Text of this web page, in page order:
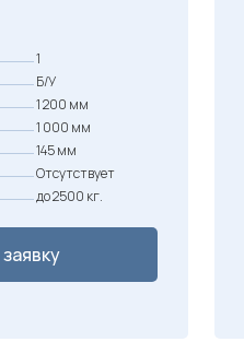
1
Б/У
1 200 мм
1 000 мм
145 мм
Отсутствует
до 2500 кг.